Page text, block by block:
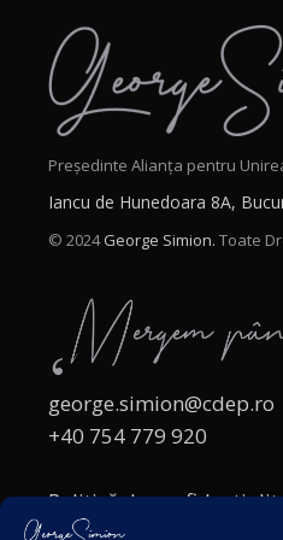
Președinte Alianța pentru
Iancu de Hunedoara 8A,
© 2024George Simion. Toate
george.simion@cdep.ro
+40 754 779 920
Politică de
Politica cookies